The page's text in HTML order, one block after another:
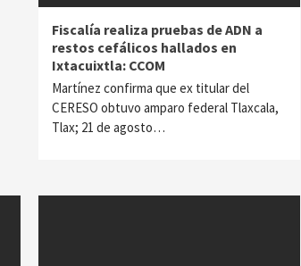
Fiscalía realiza pruebas de ADN a
restos cefálicos hallados en
Ixtacuixtla: CCOM
Martínez confirma que ex titular del
CERESO obtuvo amparo federal Tlaxcala,
Tlax; 21 de agosto…